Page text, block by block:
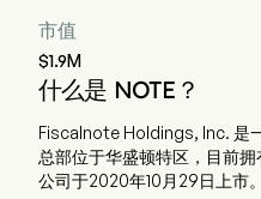
市值
$1.9M
什么是 NOTE？
Fiscalnote Holdings, Inc. 是
总部位于华盛顿特区，目前
公司于2020年10月29日上市